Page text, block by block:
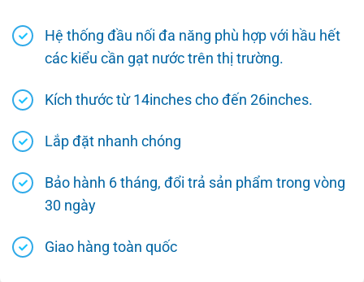
Hệ thống đầu nối đa năng phù hợp với hầu hết
các kiểu cần gạt nước trên thị trường.
Kích thước từ 14inches cho đến 26inches.
Lắp đặt nhanh chóng
Bảo hành 6 tháng, đổi trả sản phẩm trong vòng
30 ngày
Giao hàng toàn quốc